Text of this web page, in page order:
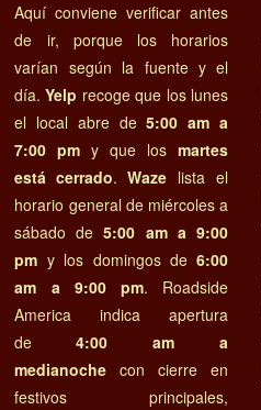
Aquí conviene verificar antes
de ir, porque los horarios
varían según la fuente y el
día.Yelp recoge que los lunes
el local abre de5:00 am a
7:00 pm y que losmartes
está cerrado.Waze lista el
horario general de miércoles a
sábado de5:00 am a 9:00
pm y los domingos de6:00
am a 9:00 pm. Roadside
America indica apertura
de4:00 am a
medianoche con cierre en
festivos principales,